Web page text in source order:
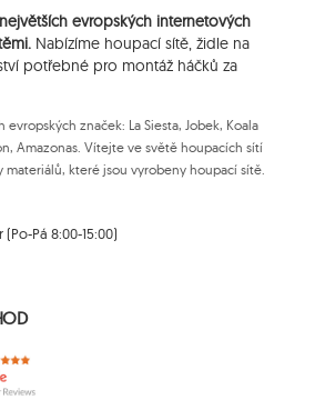
aniž je tím dotčena zákonnost zpracování,
souhlasu před jeho zrušením. Za tímto
zákaznický servis Mouton Interactive na e-
na adrese firmy.
evropských internetových
Nabízíme houpací sítě, židle na
potřebné pro montáž háčků za
značek: La Siesta, Jobek, Koala
Amazonas. Vítejte ve světě houpacích sítí
které jsou vyrobeny houpací sítě.
Pá 8:00-15:00)